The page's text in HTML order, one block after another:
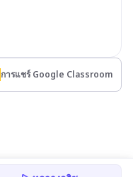
การแชร์ Google Classroom